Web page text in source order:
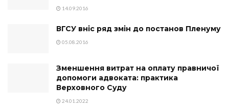
14.09.2016
ВГСУ вніс ряд змін до постанов Пленуму
05.08.2016
Зменшення витрат на оплату правничої
допомоги адвоката: практика
Верховного Суду
24.01.2022